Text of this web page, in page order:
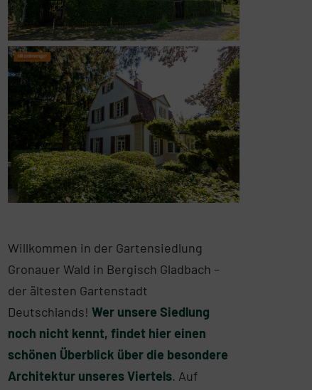
Willkommen in der Gartensiedlung
Gronauer Wald in Bergisch Gladbach –
der ältesten Gartenstadt
Deutschlands! Wer unsere Siedlung
noch nicht kennt, findet hier einen
schönen Überblick über die besondere
Architektur unseres Viertels. Auf